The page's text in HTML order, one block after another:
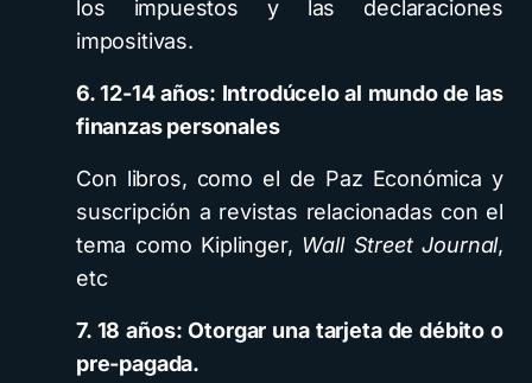
los impuestos y las declaraciones
impositivas.
6. 12-14 años: Introdúcelo al mundo de las
finanzas personales
Con libros, como el de Paz Económica y
suscripción a revistas relacionadas con el
tema como Kiplinger, Wall Street Journal,
etc
7. 18 años: Otorgar una tarjeta de débito o
pre-pagada.